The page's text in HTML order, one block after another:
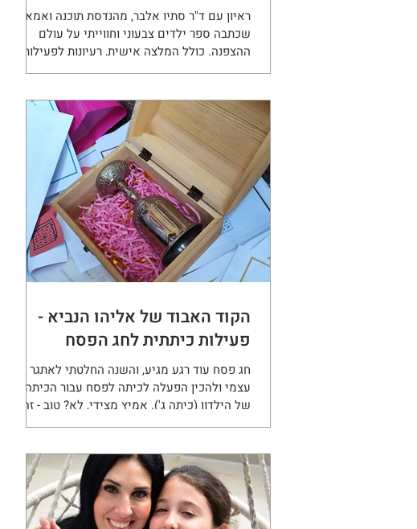
ראיון עם ד"ר סתיו אלבר, מהנדסת תוכנה ואמא,
שכתבה ספר ילדים צבעוני וחווייתי על עולם
ההצפנה. כולל המלצה אישית, רעיונות לפעילות
משפחתית וקישור מפתיע לתערוכה במדעטק.
הקוד האבוד של אליהו הנביא -
פעילות כיתתית לחג הפסח
חג פסח עוד רגע מגיע, והשנה החלטתי לאתגר את
עצמי ולהכין הפעלה לכיתה לפסח עבור הכיתה
של הילדון (כיתה ג'). אמיץ מצידי, לא? טוב - זה
ילד...